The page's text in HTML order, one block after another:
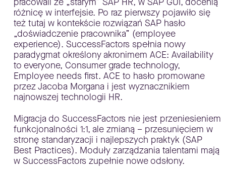
różnicę w interfejsie. Po raz pierwszy pojawiło się
też tutaj w kontekście rozwiązań SAP hasło
„doświadczenie pracownika” (employee
experience). SuccessFactors spełnia nowy
paradygmat określony akronimem ACE: Availability
to everyone, Consumer grade technology,
Employee needs first. ACE to hasło promowane
przez Jacoba Morgana i jest wyznacznikiem
najnowszej technologii HR.
Migracja do SuccessFactors nie jest przeniesieniem
funkcjonalności 1:1, ale zmianą – przesunięciem w
stronę standaryzacji i najlepszych praktyk (SAP
Best Practices). Moduły zarządzania talentami mają
w SuccessFactors zupełnie nowe odsłony.